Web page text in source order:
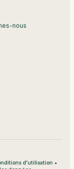
nous
d'utilisation •